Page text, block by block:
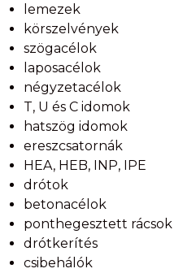
lemezek
körszelvények
szögacélok
laposacélok
négyzetacélok
T, U és C idomok
hatszög idomok
ereszcsatornák
HEA, HEB, INP, IPE
drótok
betonacélok
ponthegesztett rácsok
drótkerítés
csibehálók